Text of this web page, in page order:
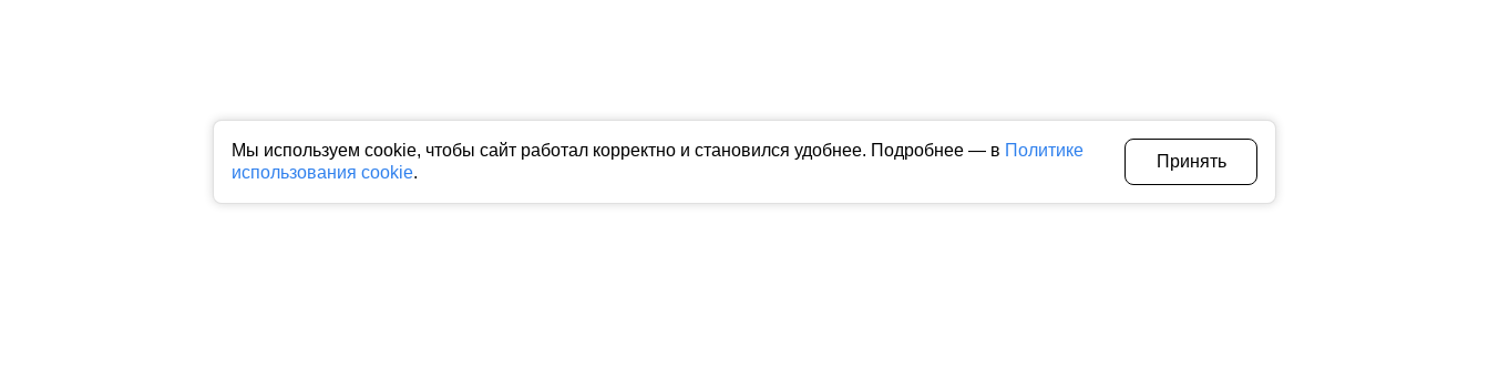
Мы используем cookie, чтобы сайт работал корректно и становился удобнее. Подробнее — в Политике
использования cookie.
Принять